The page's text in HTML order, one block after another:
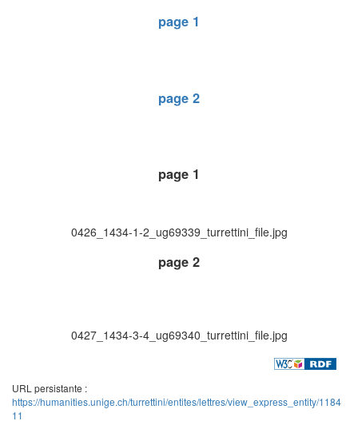
page 1
page 2
page 1
0426_1434-1-2_ug69339_turrettini_file.jpg
page 2
0427_1434-3-4_ug69340_turrettini_file.jpg
URL persistante :
https://humanities.unige.ch/turrettini/entites/lettres/view_express_entity/1184
11